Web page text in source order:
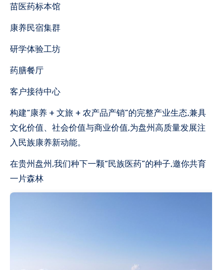
苗医药标本馆
康养民宿集群
研学体验工坊
药膳餐厅
客户接待中心
构建“康养 + 文旅 + 农产品产销”的完整产业生态,兼具
文化价值、社会价值与商业价值,为盘州高质量发展注
入民族康养新动能。
在贵州盘州,我们种下一颗“民族医药”的种子,邀你共育
一片森林